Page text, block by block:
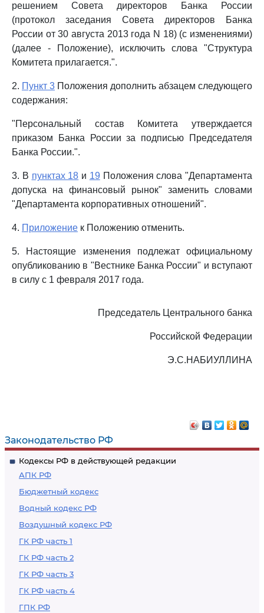
Законодательство РФ
Кодексы РФ в действующей редакции
АПК РФ
Бюджетный кодекс
Водный кодекс РФ
Воздушный кодекс РФ
ГК РФ часть 1
ГК РФ часть 2
ГК РФ часть 3
ГК РФ часть 4
ГПК РФ
решением Совета директоров Банка России
(протокол заседания Совета директоров Банка
России от 30 августа 2013 года N 18) (с изменениями)
(далее - Положение), исключить слова "Структура
Комитета прилагается.".
2. Пункт 3 Положения дополнить абзацем следующего
содержания:
"Персональный состав Комитета утверждается
приказом Банка России за подписью Председателя
Банка России.".
3. В пунктах 18 и 19 Положения слова "Департамента
допуска на финансовый рынок" заменить словами
"Департамента корпоративных отношений".
4. Приложение к Положению отменить.
5. Настоящие изменения подлежат официальному
опубликованию в "Вестнике Банка России" и вступают
в силу с 1 февраля 2017 года.
Председатель Центрального банка
Российской Федерации
Э.С.НАБИУЛЛИНА